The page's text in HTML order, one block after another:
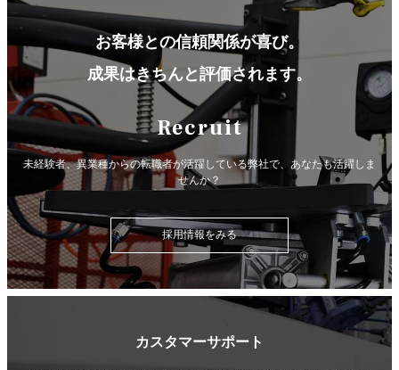
お客様との信頼関係が喜び。
成果はきちんと評価されます。
Recruit
未経験者、異業種からの転職者が活躍している弊社で、 あなたも活躍しま
せんか？
採用情報をみる
カスタマーサポート